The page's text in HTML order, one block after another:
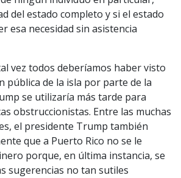
del estado completo y si el estado
esa necesidad sin asistencia
vez todos deberíamos haber visto
pública de la isla por parte de la
se utilizaría más tarde para
obstruccionistas. Entre las muchas
el presidente Trump también
que a Puerto Rico no se le
porque, en última instancia, se
sugerencias no tan sutiles